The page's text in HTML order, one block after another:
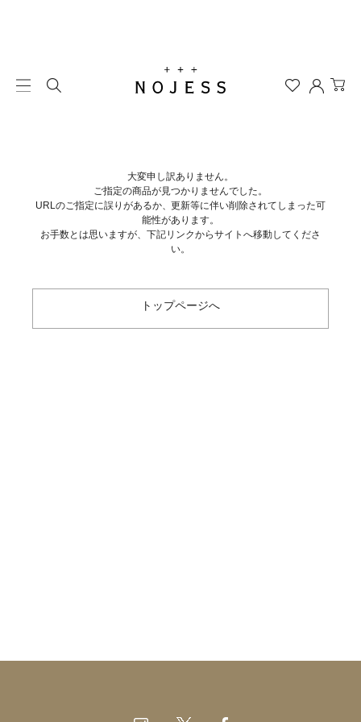
大変申し訳ありません。
ご指定の商品が見つかりませんでした。
URLのご指定に誤りがあるか、更新等に伴い削除されてしまった可
能性があります。
お手数とは思いますが、下記リンクからサイトへ移動してくださ
い。
トップページへ